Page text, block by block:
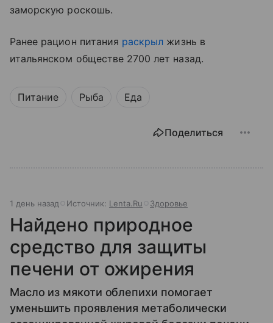
заморскую роскошь.
Ранее рацион питания раскрыл жизнь в
итальянском обществе 2700 лет назад.
Питание Рыба Еда
Поделиться
1 день назад Источник: Lenta.Ru Здоровье
Найдено природное
средство для защиты
печени от ожирения
Масло из мякоти облепихи помогает
уменьшить проявления метаболически